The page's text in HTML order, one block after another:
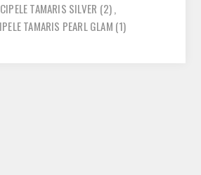
TAMARIS SILVER (2),
TAMARIS PEARL GLAM (1)